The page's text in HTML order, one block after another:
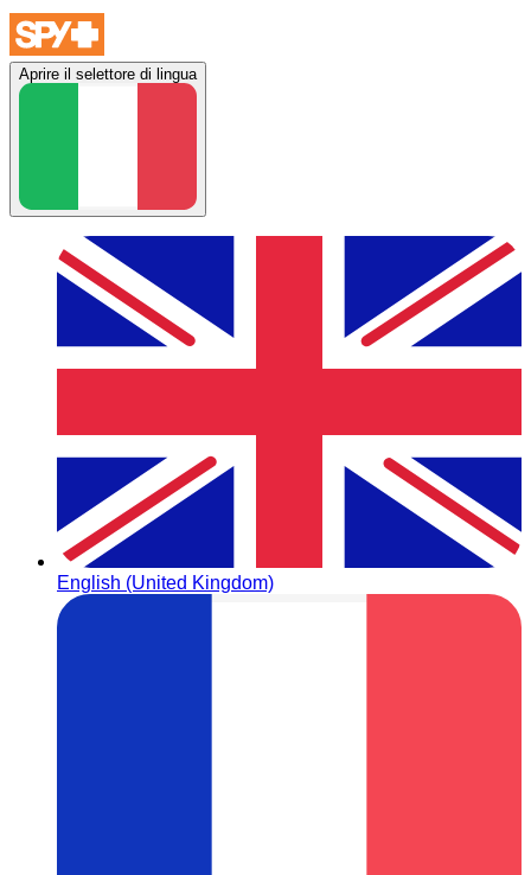
Aprire il selettore di lingua
English (United Kingdom)